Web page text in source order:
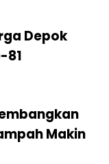
Depok
81
Makin